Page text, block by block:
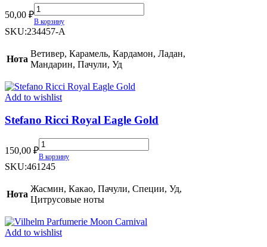
50,00 ₽
Versace
Eros
Najim
В корзину
SKU:234457-A
Нота
Ветивер, Карамель, Кардамон, Ладан,
Мандарин, Пачули, Уд
Add to wishlist
Stefano Ricci Royal Eagle Gold
150,00 ₽
Stefano
Ricci
Royal
Gold
quantity
В корзину
SKU:461245
Нота
Жасмин, Какао, Пачули, Специи, Уд,
Цитрусовые ноты
Add to wishlist